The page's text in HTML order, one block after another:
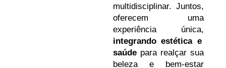
multidisciplinar. Juntos,
oferecem uma
experiência única,
integrando estética e
saúde para realçar sua
beleza e bem-estar